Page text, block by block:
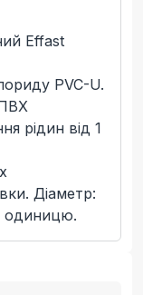
Effast
PVC-U.
рідин від 1
Діаметр:
одиницю.